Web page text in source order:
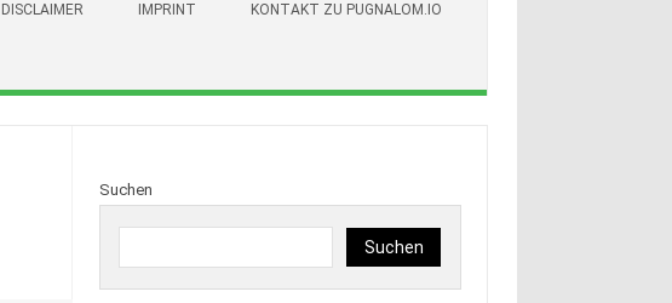
DISCLAIMER IMPRINT KONTAKT ZU PUGNALOM.IO
Suchen
Suchen